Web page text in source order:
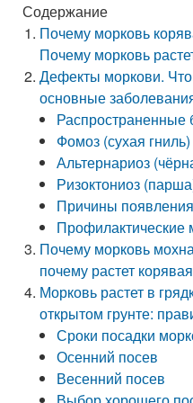
Содержание
Почему морковь
Почему морковь
Дефекты моркови.
основные
Распространенные
Фомоз (сухая гниль)
Альтернариоз
Ризоктониоз
Причины
Профилактические
Почему морковь
почему растет
Морковь растет в
открытом грунте:
Сроки посадки
Осенний посев
Весенний посев